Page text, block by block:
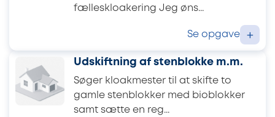
fælleskloakering Jeg øns...
Se opgave +
Udskiftning af stenblokke m.m.
Søger kloakmester til at skifte to
gamle stenblokker med bioblokker
samt sætte en reg...